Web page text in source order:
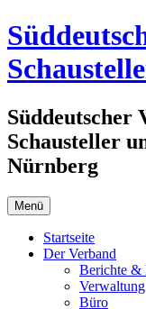
Zum
Inhalt
springen
Süddeutscher
Schausteller
Nürnberg
Menü
Startseite
Der Verband
Berichte &
Verwaltung
Büro